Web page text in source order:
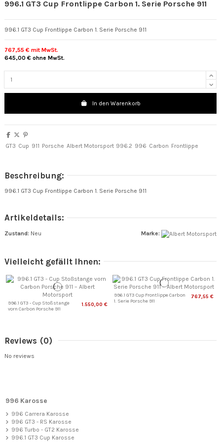
996.1 GT3 Cup Frontlippe Carbon 1. Serie Porsche 911
996.1 GT3 Cup Frontlippe Carbon 1. Serie Porsche 911
767,55 € mit MwSt.
645,00 € ohne MwSt.
In den Warenkorb
GT3 Cup 911 Porsche Albert Motorsport 996.2 996 Carbon Frontlippe
Beschreibung:
996.1 GT3 Cup Frontlippe Carbon 1. Serie Porsche 911
Artikeldetails:
Marke:
Zustand: Neu
Vielleicht gefällt Ihnen:
996.1 GT3 - Cup Stoßstange
vorn Carbon Porsche 911
1.550,00 €
996.1 GT3 Cup Frontlippe Carbon
1. Serie Porsche 911
767,55 €
Reviews (0)
No reviews
996 Karosse
996 Carrera Karosse
996 GT3 - RS Karosse
996 Turbo - GT2 Karosse
996.1 GT3 Cup Karosse